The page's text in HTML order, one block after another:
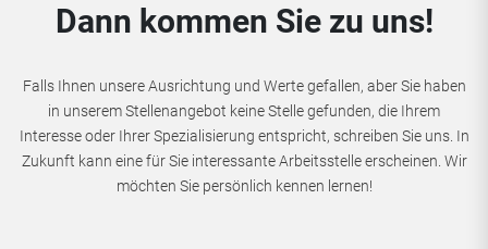
Dann kommen Sie zu uns!
Falls Ihnen unsere Ausrichtung und Werte gefallen, aber Sie haben
in unserem Stellenangebot keine Stelle gefunden, die Ihrem
Interesse oder Ihrer Spezialisierung entspricht, schreiben Sie uns. In
Zukunft kann eine für Sie interessante Arbeitsstelle erscheinen. Wir
möchten Sie persönlich kennen lernen!